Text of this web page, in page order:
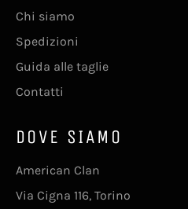
Chi siamo
Spedizioni
Guida alle taglie
Contatti
DOVE SIAMO
American Clan
Via Cigna 116, Torino